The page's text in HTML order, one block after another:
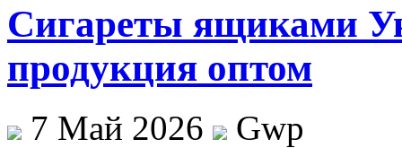
Сигареты ящиками
продукция оптом
7 Май 2026
Gwp